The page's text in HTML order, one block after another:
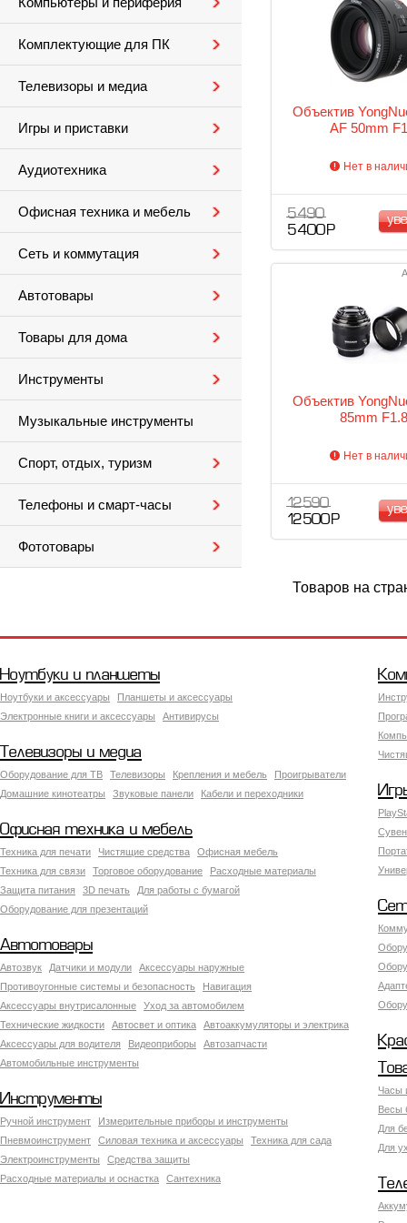
Комплектующие для ПК
Телевизоры и медиа
Игры и приставки
Аудиотехника
Офисная техника и мебель
Сеть и коммутация
Автотовары
Товары для дома
Инструменты
Музыкальные инструменты
Спорт, отдых, туризм
Телефоны и смарт-часы
Фототовары
Объектив
AF 50mm
Нет в
5 490
5 400 Р
Объектив
85mm F1.8
Нет в
12 590
12 500 Р
Товаров на
Ноутбуки и планшеты
Ноутбуки и аксессуары
Планшеты и аксессуары
Электронные книги и аксессуары
Антивирусы
Телевизоры и медиа
Оборудование для ТВ Телевизоры Крепления и мебель
Проигрыватели
Домашние кинотеатры
Звуковые панели Кабели и переходники
Офисная техника и мебель
Техника для печати Чистящие средства
Офисная мебель
Техника для связи
Торговое оборудование
Расходные материалы
Защита питания
3D печать
Для работы с бумагой
Оборудование для презентаций
Автотовары
Автозвук Датчики и модули
Аксессуары наружные
Противоугонные системы и безопасность
Навигация
Аксесcуары внутрисалонные
Уход за автомобилем
Технические жидкости
Автосвет и оптика
Автоаккумуляторы и электрика
Аксессуары для водителя
Видеоприборы
Автозапчасти
Автомобильные инструменты
Часы
Весы
Для
Для
Инструменты
Ручной инструмент
Измерительные приборы и инструменты
Пневмоинструмент
Силовая техника и аксессуары
Техника для сада
Электроинструменты
Средства защиты
Расходные материалы и оснастка
Сантехника